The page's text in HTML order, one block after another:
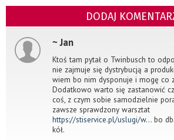
DODAJ
~ Jan
Ktoś tam pytał o Twinbusch to
nie zajmuje się dystrybucją a
wiem bo nim dysponuje i mogę co
Dodatkowo warto się zastanowić
coś, z czym sobie samodzielnie
zawsze sprawdzony warsztat
https://stiservice.pl/uslugi/w... bo
kół.